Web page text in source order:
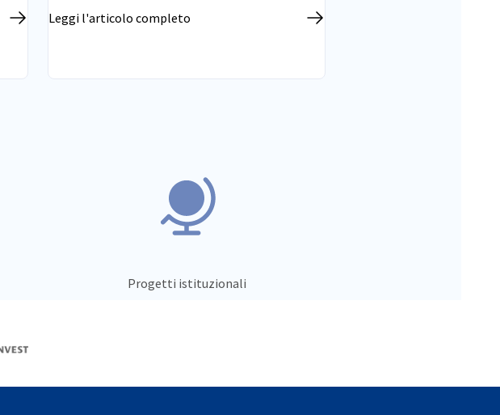
2 your career”: oltre 550 apprendisti
Leggi l'articolo completo
Progetti istituzionali